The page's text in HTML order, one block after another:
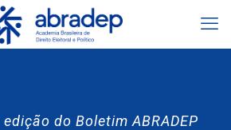
do Boletim ABRADEP